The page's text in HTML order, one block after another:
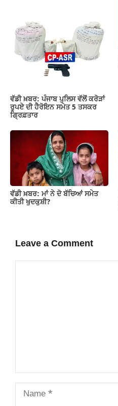
ਵੱਡੀ ਖ਼ਬਰ: ਪੰਜਾਬ ਪੁਲਿਸ ਵੱਲੋਂ ਕਰੋੜਾਂ
ਰੁਪਏ ਦੀ ਹੈਰੋਇਨ ਸਮੇਤ 5 ਤਸਕਰ
ਗ੍ਰਿਫ਼ਤਾਰ
ਵੱਡੀ ਖ਼ਬਰ: ਮਾਂ ਨੇ ਦੋ ਬੱਚਿਆਂ ਸਮੇਤ
ਕੀਤੀ ਖੁਦਕੁਸ਼ੀ?
Leave a Comment
Name